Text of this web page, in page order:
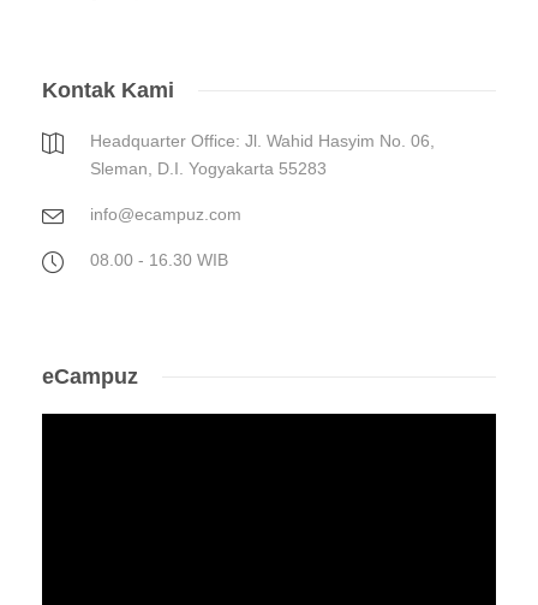
Kontak Kami
Headquarter Office: Jl. Wahid Hasyim No. 06,
Sleman, D.I. Yogyakarta 55283
info@ecampuz.com
08.00 - 16.30 WIB
eCampuz